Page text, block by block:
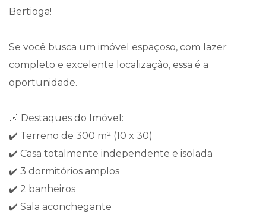
Bertioga!
Se você busca um imóvel espaçoso, com lazer
completo e excelente localização, essa é a
oportunidade.
📐 Destaques do Imóvel:
✔️ Terreno de 300 m² (10 x 30)
✔️ Casa totalmente independente e isolada
✔️ 3 dormitórios amplos
✔️ 2 banheiros
✔️ Sala aconchegante